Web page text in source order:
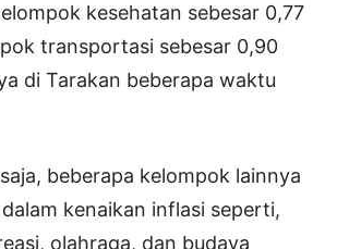
kesehatan sebesar 0,77
transportasi sebesar 0,90
di Tarakan beberapa waktu
beberapa kelompok lainnya
kenaikan inflasi seperti,
olahraga, dan budaya